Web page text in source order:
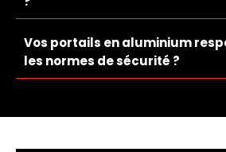
Vos portails en aluminium
les normes de sécurité ?